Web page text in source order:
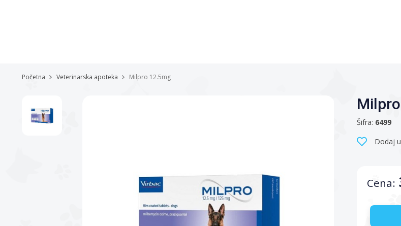
Početna Veterinarska apoteka Milpro 12.5mg
Šifra: 6499
Dodaj
Cena: